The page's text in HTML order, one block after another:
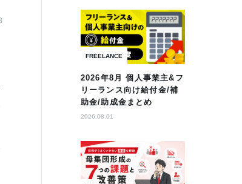
FREELANCE
2026年8月 個人事業主&フ
リーランス向け給付金/補
助金/助成金まとめ
2026.08.01